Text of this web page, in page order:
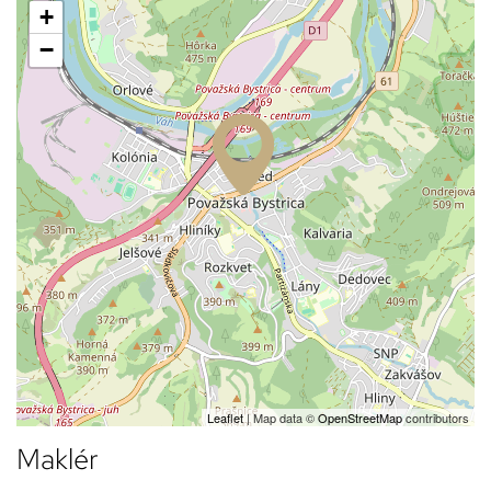
+
−
Leaflet| Map data ©OpenStreetMapcontributors
Maklér